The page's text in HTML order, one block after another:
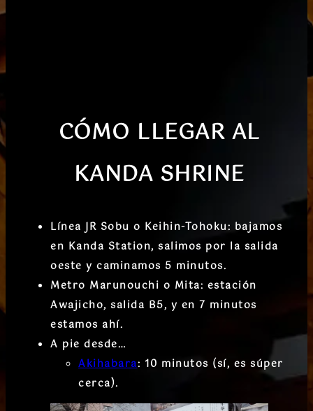
CÓMO LLEGAR AL
KANDA SHRINE
Línea JR Sobu o Keihin-Tohoku: bajamos
en Kanda Station, salimos por la salida
oeste y caminamos 5 minutos.
Metro Marunouchi o Mita: estación
Awajicho, salida B5, y en 7 minutos
estamos ahí.
A pie desde…
Akihabara: 10 minutos (sí, es súper
cerca).